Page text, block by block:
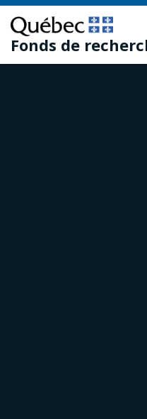
Passer
au
contenu
principal
Passer
au
pied
de
Fonds de